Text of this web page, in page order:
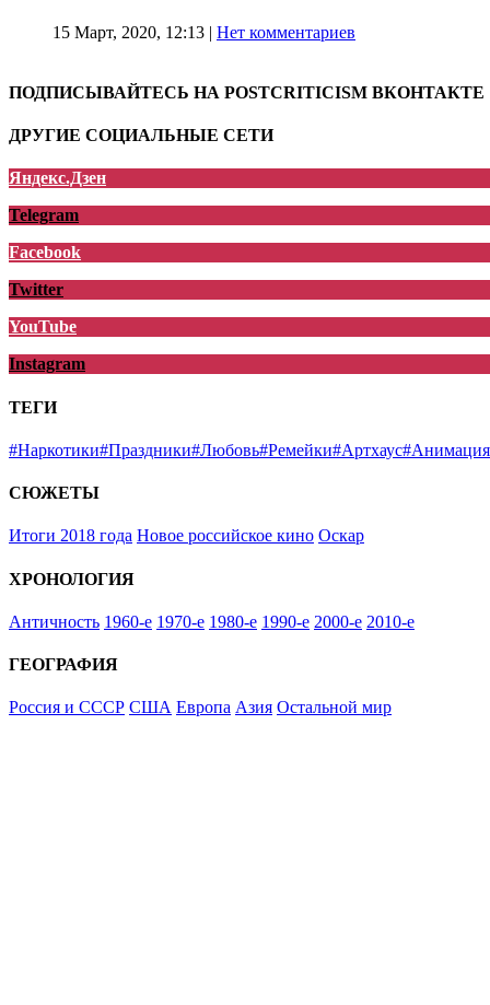
15 Март, 2020, 12:13 | Нет комментариев
ПОДПИСЫВАЙТЕСЬ НА POSTCRITICISM ВКОНТАКТЕ
ДРУГИЕ СОЦИАЛЬНЫЕ СЕТИ
Яндекс.Дзен
Telegram
Facebook
Twitter
YouTube
Instagram
ТЕГИ
#Наркотики#Праздники#Любовь#Ремейки#Артхаус#Анимация
СЮЖЕТЫ
Итоги 2018 года Новое российское кино Оскар
ХРОНОЛОГИЯ
Античность 1960-е 1970-е 1980-е 1990-е 2000-е 2010-е
ГЕОГРАФИЯ
Россия и СССР США Европа Азия Остальной мир